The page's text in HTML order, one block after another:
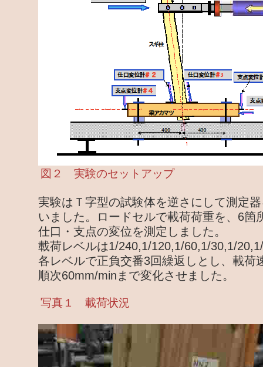
図２ 実験のセットアップ
実験はＴ字型の試験体を逆さにして測定
いました。ロードセルで載荷荷重を、6箇
仕口・支点の変位を測定しました。
載荷レベルは1/240,1/120,1/60,1/30,1/
各レベルで正負交番3回繰返しとし、載荷
順次60mm/minまで変化させました。
写真１ 載荷状況